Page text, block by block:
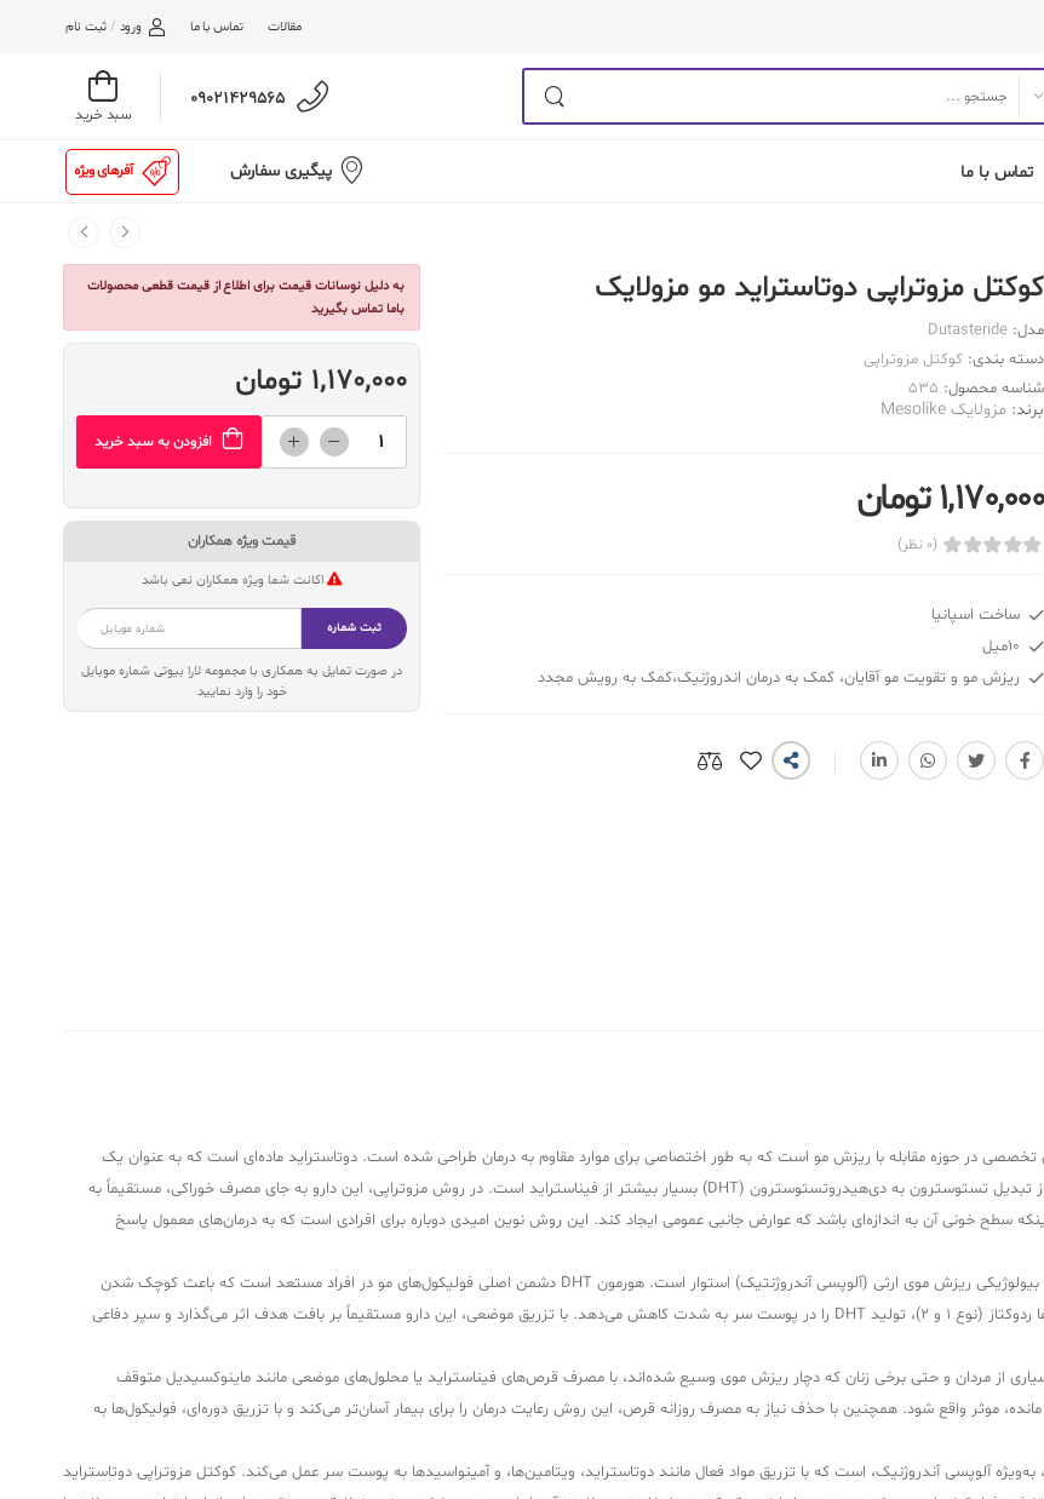
مقالات تماس با ما ورود / ثبت نام
09021429565
سبد خرید
تماس با ما پیگیری سفارش آفرهای ویژه
کوکتل مزوتراپی دوتاستراید مو مزولایک
مدل: Dutasteride
دسته بندی: کوکتل مزوتراپی
شناسه محصول: 535
برند: مزولایک Mesolike
1,170,000 تومان
(0 نظر)
ساخت اسپانیا
10میل
ریزش مو و تقویت مو آقایان، کمک به درمان اندروژنیک،کمک به رویش مجدد
به دلیل نوسانات قیمت برای اطلاع از قیمت قطعی محصولات
باما تماس بگیرید
1,170,000 تومان
افزودن به سبد خرید
قیمت ویژه همکاران
اکانت شما ویژه همکاران نمی باشد
ثبت شماره
در صورت تمایل به همکاری با مجموعه لارا بیوتی شماره موبایل
خود را وارد نمایید
تخصصی در حوزه مقابله با ریزش مو است که به طور اختصاصی برای موارد مقاوم به درمان طراحی شده است. دوتاستراید ماده‌ای است که به عنوان یک
مهارکننده بسیار قدرتمند آنزیم ۵-آلفا ردوکتاز شناخته می‌شود و اثر آن در جلوگیری از تبدیل تستوسترون به دی‌هیدروتستوسترون (DHT) بسیار بیشتر از فیناستراید است. در روش مزوتراپی، این دارو به جای مصرف خوراکی، مستقیماً به
سطح خونی آن به اندازه‌ای باشد که عوارض جانبی عمومی ایجاد کند. این روش نوین امیدی دوباره برای افرادی است که به درمان‌های معمول پاسخ
ماهیت اصلی کوکتل مزوتراپی دوتاستراید مو مزولایک بر پایه هدف قرار دادن ریشه بیولوژیکی ریزش موی ارثی (آلوپسی آندروژنتیک) استوار است. هورمون DHT دشمن اصلی فولیکول‌های مو در افراد مستعد است که باعث کوچک شدن
تدریجی و نهایتاً مرگ فولیکول می‌شود. دوتاستراید با مهار هر دو نوع ایزوآنزیم ۵-آلفا ردوکتاز (نوع ۱ و ۲)، تولید DHT را در پوست سر به شدت کاهش می‌دهد. با تزریق موضعی، این دارو مستقیماً بر بافت هدف اثر می‌گذارد و سپر دفاعی
از مردان و حتی برخی زنان که دچار ریزش موی وسیع شده‌اند، با مصرف قرص‌های فیناستراید یا محلول‌های موضعی مانند ماینوکسیدیل متوقف
مانده، موثر واقع شود. همچنین با حذف نیاز به مصرف روزانه قرص، این روش رعایت درمان را برای بیمار آسان‌تر می‌کند و با تزریق دوره‌ای، فولیکول‌ها به
آلوپسی آندروژنیک، است که با تزریق مواد فعال مانند دوتاستراید، ویتامین‌ها، و آمینواسیدها به پوست سر عمل می‌کند. کوکتل مزوتراپی دوتاستراید